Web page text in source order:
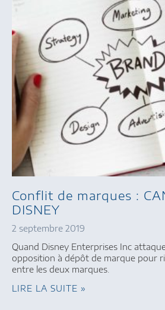
Conflit de marques :
DISNEY
2 septembre 2019
Quand Disney Enterprises Inc
opposition à dépôt de marque pour
entre les deux marques.
LIRE LA SUITE »